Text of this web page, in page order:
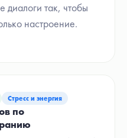
диалоги так, чтобы
настроение.
Стресс и энергия
по